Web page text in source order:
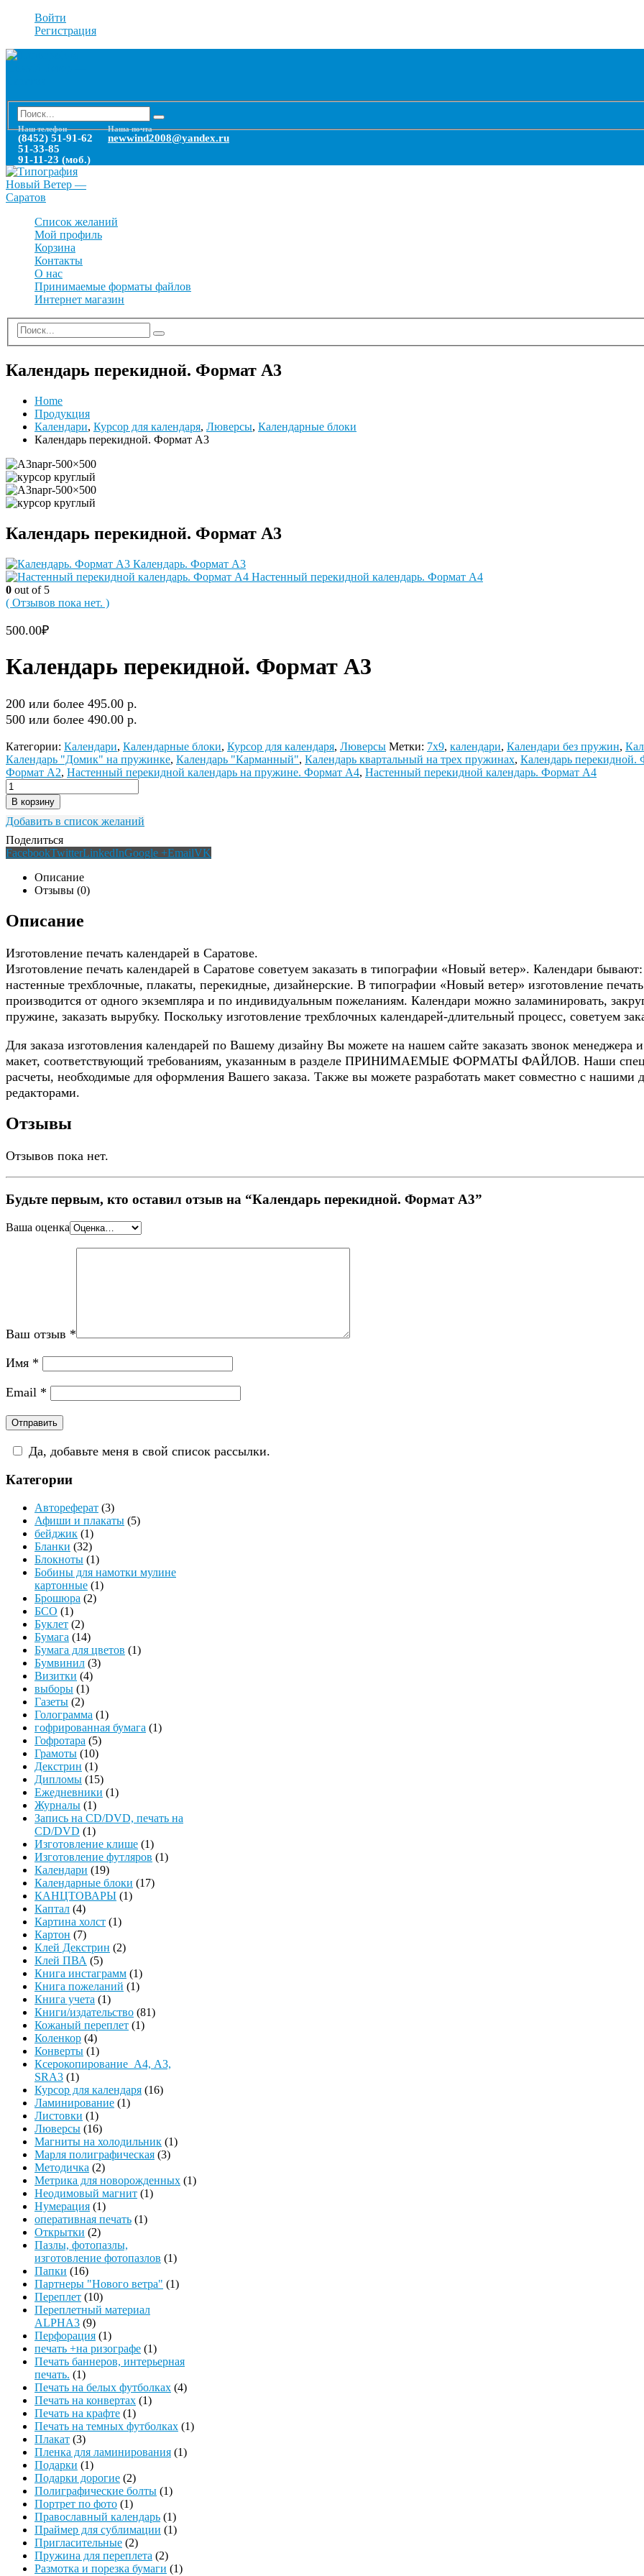
Войти
Регистрация
Наш телефон
(8452) 51-91-62
51-33-85
91-11-23 (моб.)
Наша почта
newwind2008@yandex.ru
Список желаний
Мой профиль
Корзина
Контакты
О нас
Принимаемые форматы файлов
Интернет магазин
Календарь перекидной. Формат А3
Home
Продукция
Календари, Курсор для календаря, Люверсы, Календарные блоки
Календарь перекидной. Формат А3
Календарь перекидной. Формат А3
Календарь. Формат А3
Настенный перекидной календарь. Формат А4
0 out of 5
( Отзывов пока нет. )
500.00₽
Календарь перекидной. Формат А3
200 или более 495.00 р.
500 или более 490.00 р.
Категории: Календари, Календарные блоки, Курсор для календаря, Люверсы Метки: 7х9, календари, Календари без пружин,
Календарь "Домик" на пружинке, Календарь "Карманный", Календарь квартальный на трех пружинах, Календарь перекидной.
Формат А2, Настенный перекидной календарь на пружине. Формат А4, Настенный перекидной календарь. Формат А4
В корзину
Добавить в список желаний
Поделиться
FacebookTwitterLinkedInGoogle +EmailVK
Описание
Отзывы (0)
Описание
Изготовление печать календарей в Саратове.
Изготовление печать календарей в Саратове советуем заказать в типографии «Новый ветер». Календари
настенные трехблочные, плакаты, перекидные, дизайнерские. В типографии «Новый ветер» изготовление
производится от одного экземпляра и по индивидуальным пожеланиям. Календари можно заламинировать,
пружине, заказать вырубку. Поскольку изготовление трехблочных календарей-длительный процесс, советуем
Для заказа изготовления календарей по Вашему дизайну Вы можете на нашем сайте заказать звонок менеджера
макет, соответствующий требованиям, указанным в разделе ПРИНИМАЕМЫЕ ФОРМАТЫ ФАЙЛОВ. Наши
расчеты, необходимые для оформления Вашего заказа. Также вы можете разработать макет совместно с нашими
редакторами.
Отзывы
Отзывов пока нет.
Будьте первым, кто оставил отзыв на “Календарь перекидной. Формат А3”
Ваша оценка
Ваш отзыв *
Имя *
Email *
Да, добавьте меня в свой список рассылки.
Категории
Автореферат (3)
Афиши и плакаты (5)
бейджик (1)
Бланки (32)
Блокноты (1)
Бобины для намотки мулине
картонные (1)
Брошюра (2)
БСО (1)
Буклет (2)
Бумага (14)
Бумага для цветов (1)
Бумвинил (3)
Визитки (4)
выборы (1)
Газеты (2)
Голограмма (1)
гофрированная бумага (1)
Гофротара (5)
Грамоты (10)
Декстрин (1)
Дипломы (15)
Ежедневники (1)
Журналы (1)
Запись на CD/DVD, печать на
CD/DVD (1)
Изготовление клише (1)
Изготовление футляров (1)
Календари (19)
Календарные блоки (17)
КАНЦТОВАРЫ (1)
Каптал (4)
Картина холст (1)
Картон (7)
Клей Декстрин (2)
Клей ПВА (5)
Книга инстаграмм (1)
Книга пожеланий (1)
Книга учета (1)
Книги/издательство (81)
Кожаный переплет (1)
Коленкор (4)
Конверты (1)
Ксерокопирование А4, А3,
SRA3 (1)
Курсор для календаря (16)
Ламинирование (1)
Листовки (1)
Люверсы (16)
Магниты на холодильник (1)
Марля полиграфическая (3)
Методичка (2)
Метрика для новорожденных (1)
Неодимовый магнит (1)
Нумерация (1)
оперативная печать (1)
Открытки (2)
Пазлы, фотопазлы,
изготовление фотопазлов (1)
Папки (16)
Партнеры "Нового ветра" (1)
Переплет (10)
Переплетный материал
ALPHA3 (9)
Перфорация (1)
печать +на ризографе (1)
Печать баннеров, интерьерная
печать. (1)
Печать на белых футболках (4)
Печать на конвертах (1)
Печать на крафте (1)
Печать на темных футболках (1)
Плакат (3)
Пленка для ламинирования (1)
Подарки (1)
Подарки дорогие (2)
Полиграфические болты (1)
Портрет по фото (1)
Православный календарь (1)
Праймер для сублимации (1)
Пригласительные (2)
Пружина для переплета (2)
Размотка и порезка бумаги (1)